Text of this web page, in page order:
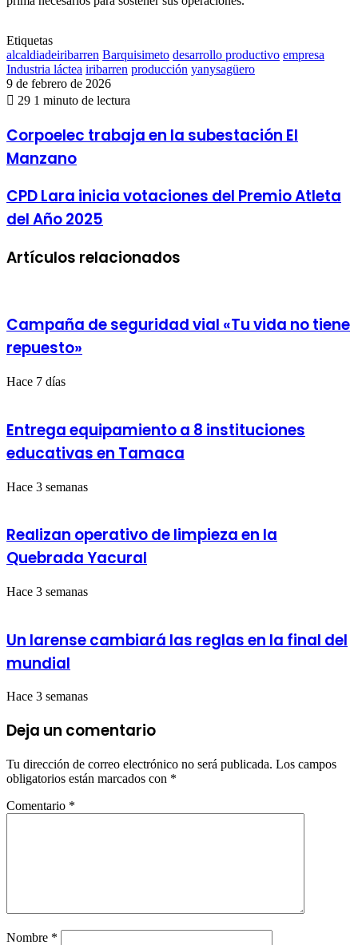
Etiquetas
alcaldiadeiribarren Barquisimeto desarrollo productivo empresa
Industria láctea iribarren producción yanysagüero
9 de febrero de 2026
29 1 minuto de lectura
Corpoelec
trabaja
en
subestación
El
Manzano
Corpoelec trabaja en la subestación El
Manzano
CPD
Lara
inicia
Premio
2025
CPD Lara inicia votaciones del Premio Atleta
del Año 2025
Artículos relacionados
Campaña de seguridad vial «Tu vida no tiene
repuesto»
Hace 7 días
Entrega equipamiento a 8 instituciones
educativas en Tamaca
Hace 3 semanas
Realizan operativo de limpieza en la
Quebrada Yacural
Hace 3 semanas
Un larense cambiará las reglas en la final del
mundial
Hace 3 semanas
Deja un comentario
Tu dirección de correo electrónico no será publicada. Los campos
obligatorios están marcados con *
Comentario *
Nombre *